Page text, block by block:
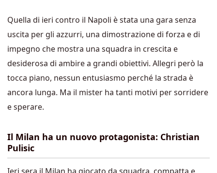
Quella di ieri contro il Napoli è stata una gara senza
uscita per gli azzurri, una dimostrazione di forza e di
impegno che mostra una squadra in crescita e
desiderosa di ambire a grandi obiettivi. Allegri però la
tocca piano, nessun entusiasmo perché la strada è
ancora lunga. Ma il mister ha tanti motivi per sorridere
e sperare.
Il Milan ha un nuovo protagonista: Christian
Pulisic